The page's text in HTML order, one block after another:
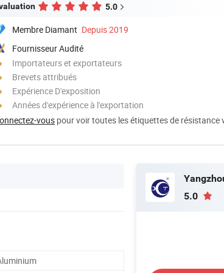
5.0
Membre Diamant Depuis 2019
Fournisseur Audité
Importateurs et exportateurs
Brevets attribués
Expérience D'exposition
Années d'expérience à l'exportation
vous pour voir toutes les étiquettes de résistance
5.0